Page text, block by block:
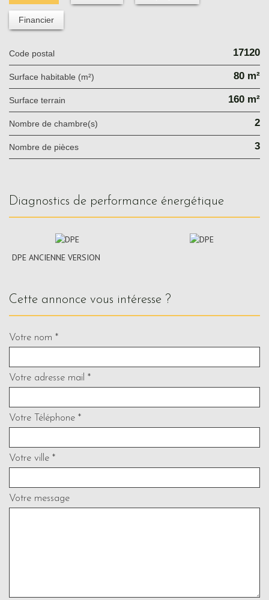
Financier
Code postal 17120
Surface habitable (m²) 80 m²
surface terrain 160 m²
Nombre de chambre(s) 2
Nombre de pièces 3
diagnostics de performance énergétique
DPE ANCIENNE VERSION
cette annonce vous intéresse ?
Votre nom *
Votre adresse mail *
Votre Téléphone *
Votre ville *
Votre message